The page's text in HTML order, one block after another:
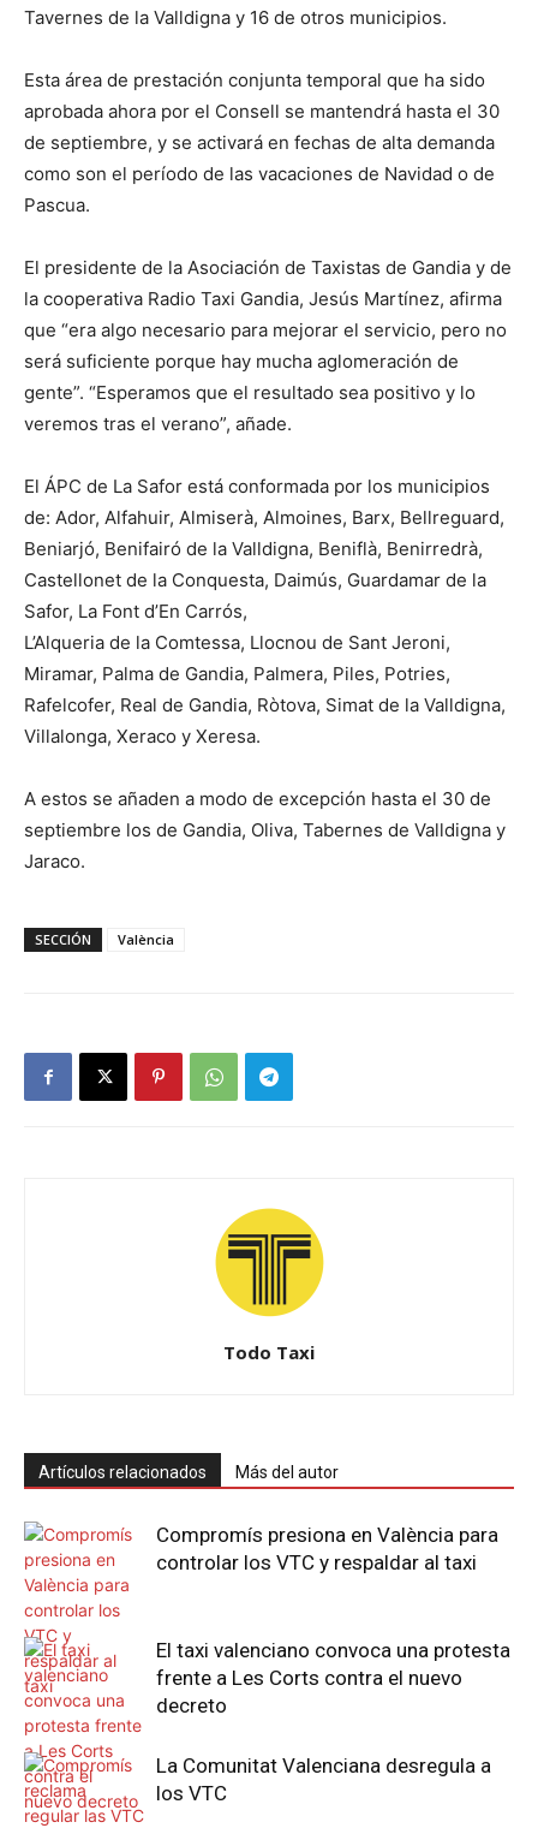
Tavernes de la Valldigna y 16 de otros municipios.
Esta área de prestación conjunta temporal que ha sido
aprobada ahora por el Consell se mantendrá hasta el 30
de septiembre, y se activará en fechas de alta demanda
como son el período de las vacaciones de Navidad o de
Pascua.
El presidente de la Asociación de Taxistas de Gandia y de
la cooperativa Radio Taxi Gandia, Jesús Martínez, afirma
que “era algo necesario para mejorar el servicio, pero no
será suficiente porque hay mucha aglomeración de
gente”. “Esperamos que el resultado sea positivo y lo
veremos tras el verano”, añade.
El ÁPC de La Safor está conformada por los municipios
de: Ador, Alfahuir, Almiserà, Almoines, Barx, Bellreguard,
Beniarjó, Benifairó de la Valldigna, Beniflà, Benirredrà,
Castellonet de la Conquesta, Daimús, Guardamar de la
Safor, La Font d’En Carrós,
L’Alqueria de la Comtessa, Llocnou de Sant Jeroni,
Miramar, Palma de Gandia, Palmera, Piles, Potries,
Rafelcofer, Real de Gandia, Ròtova, Simat de la Valldigna,
Villalonga, Xeraco y Xeresa.
A estos se añaden a modo de excepción hasta el 30 de
septiembre los de Gandia, Oliva, Tabernes de Valldigna y
Jaraco.
SECCIÓN València
Todo Taxi
Artículos relacionados Más del autor
Compromís presiona en València para
controlar los VTC y respaldar al taxi
El taxi valenciano convoca una protesta
frente a Les Corts contra el nuevo
decreto
La Comunitat Valenciana desregula a
los VTC